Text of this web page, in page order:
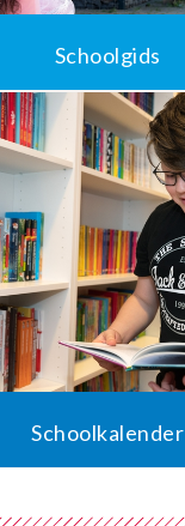
Schoolgids
Schoolkalender